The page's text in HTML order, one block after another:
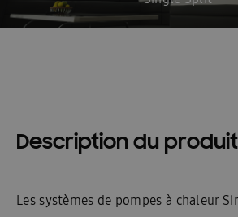
Description du produit
Les systèmes de pompes à chaleur